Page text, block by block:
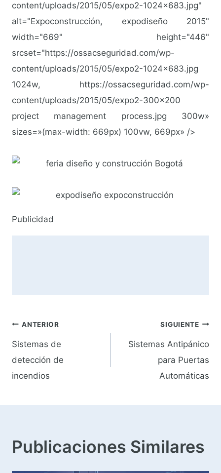
content/uploads/2015/05/expo2-1024×683.jpg"
alt="Expoconstrucción, expodiseño 2015"
width="669" height="446"
srcset="https://ossacseguridad.com/wp-
content/uploads/2015/05/expo2-1024×683.jpg
1024w, https://ossacseguridad.com/wp-
content/uploads/2015/05/expo2-300×200
project management process.jpg 300w»
sizes=»(max-width: 669px) 100vw, 669px» />
Publicidad
Navegación
de
entradas
ANTERIOR
Sistemas de
detección de
incendios
SIGUIENTE
Sistemas Antipánico
para Puertas
Automáticas
Publicaciones Similares